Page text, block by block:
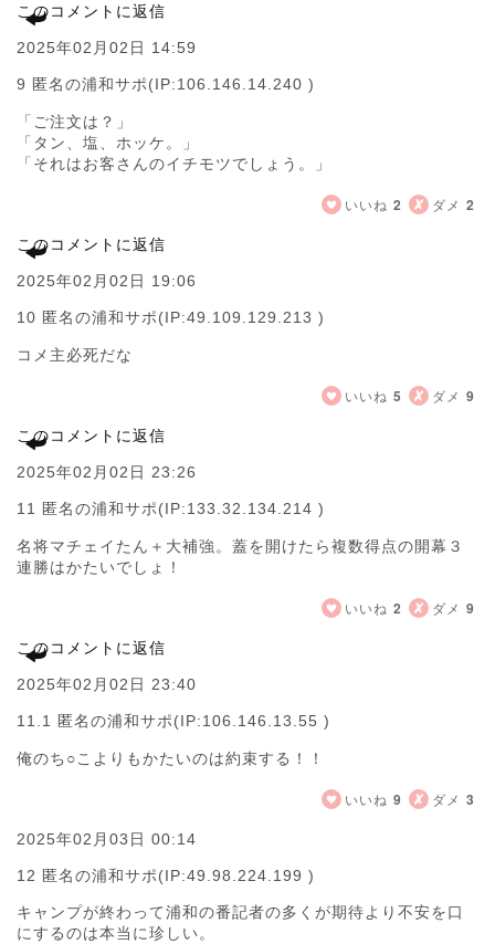
このコメントに返信
2025年02月02日 14:59
9 匿名の浦和サポ(IP:106.146.14.240 )
「ご注文は？」
「タン、塩、ホッケ。」
「それはお客さんのイチモツでしょう。」
いいね 2 ダメ 2
このコメントに返信
2025年02月02日 19:06
10 匿名の浦和サポ(IP:49.109.129.213 )
コメ主必死だな
いいね 5 ダメ 9
このコメントに返信
2025年02月02日 23:26
11 匿名の浦和サポ(IP:133.32.134.214 )
名将マチェイたん＋大補強。蓋を開けたら複数得点の開幕３
連勝はかたいでしょ！
いいね 2 ダメ 9
このコメントに返信
2025年02月02日 23:40
11.1 匿名の浦和サポ(IP:106.146.13.55 )
俺のち○こよりもかたいのは約束する！！
いいね 9 ダメ 3
2025年02月03日 00:14
12 匿名の浦和サポ(IP:49.98.224.199 )
キャンプが終わって浦和の番記者の多くが期待より不安を口
にするのは本当に珍しい。